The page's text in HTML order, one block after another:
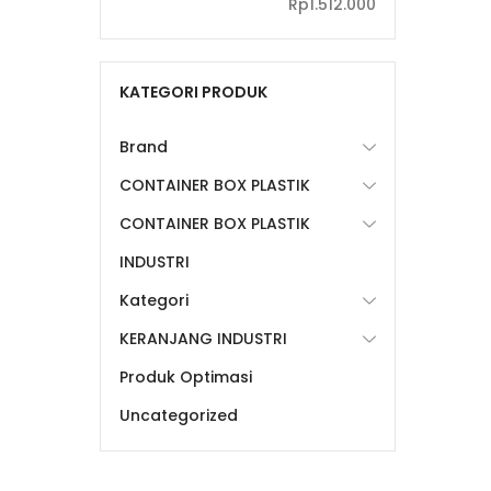
Rp1.512.000
KATEGORI PRODUK
Brand
CONTAINER BOX PLASTIK
CONTAINER BOX PLASTIK
INDUSTRI
Kategori
KERANJANG INDUSTRI
Produk Optimasi
Uncategorized